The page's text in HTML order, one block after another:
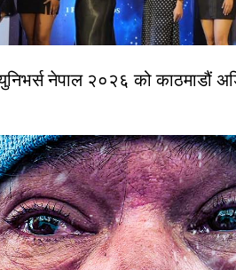
नेपाल २०२६ को काठमाडौं